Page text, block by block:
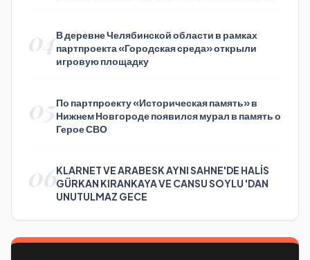
04В деревне Челябинской области в рамках
партпроекта «Городская среда» открыли
игровую площадку
05По партпроекту «Историческая память» в
Нижнем Новгороде появился мурал в память о
Герое СВО
06KLARNET VE ARABESK AYNI SAHNE'DE HALİS
GÜRKAN KIRANKAYA VE CANSU SOYLU 'DAN
UNUTULMAZ GECE